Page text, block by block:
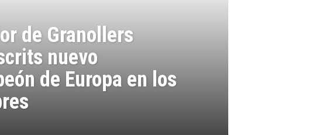
de Granollers
nuevo
de Europa en los